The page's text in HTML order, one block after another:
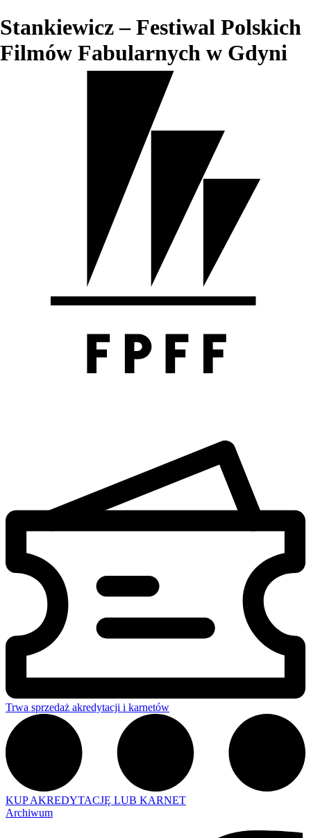
Stankiewicz – Festiwal Polskich
Filmów Fabularnych w Gdyni
Trwa sprzedaż akredytacji i karnetów
KUP AKREDYTACJĘ LUB KARNET
Archiwum